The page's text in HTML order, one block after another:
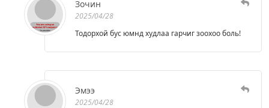
Зочин
2025/04/28
Тодорхой бус юмнд худлаа гарчиг зоохоо боль!
Эмээ
2025/04/28